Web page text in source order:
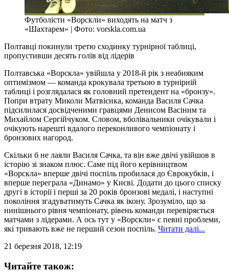
Футболісти «Ворскли» виходять на матч з
«Шахтарем» | Фото: vorskla.com.ua
Полтавці покинули третю сходинку турнірної таблиці,
пропустивши десять голів від лідерів
Полтавська «Ворскла» увійшла у 2018-й рік з неабияким
оптимізмом — команда крокувала третьою в турнірній
таблиці і розглядалася як головний претендент на «бронзу».
Попри втрату Миколи Матвієнка, команда Василя Сачка
підсилилася досвідченими гравцями Денисом Васіним та
Михайлом Сергійчуком. Словом, вболівальники очікували і
очікують нарешті вдалого переконливого чемпіонату і
бронзових нагород.
Скільки б не лаяли Василя Сачка, та він вже двічі увійшов в
історію зі знаком плюс. Саме під його керівництвом
«Ворскла» вперше двічі поспіль пробилася до Єврокубків, і
вперше переграла «Динамо» у Києві. Додати до цього списку
другі в історії і перші за 20 років бронзові медалі, і наступні
покоління згадуватимуть Сачка як ікону. Зрозуміло, що за
нинішнього рівня чемпіонату, рівень команди перевіряється
матчами з лідерами. А ось тут у «Ворскли» є певні проблеми,
які тривають вже не перший сезон поспіль. Читати далі...
21 березня 2018, 12:19
Читайте також: